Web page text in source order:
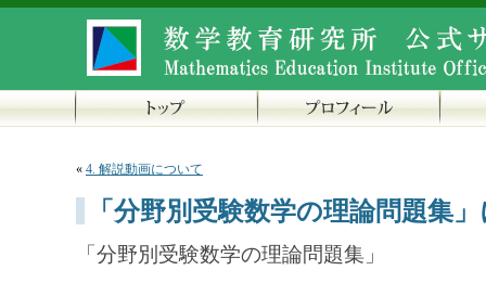
« 4. 解説動画について
「分野別受験数学の理論問題集
「分野別受験数学の理論問題集」